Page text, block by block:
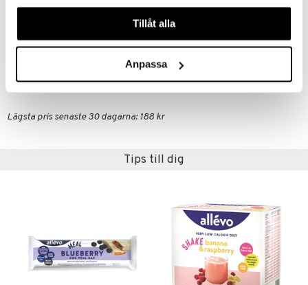
våra cookies vid fortsatt användande av vår webbplats.
Tillåt alla
Anpassa
- varav fleromättat
6,3 g
5,1 g
HALKO-FV-15-ER
Lägsta pris senaste 30 dagarna: 188 kr
Tips till dig